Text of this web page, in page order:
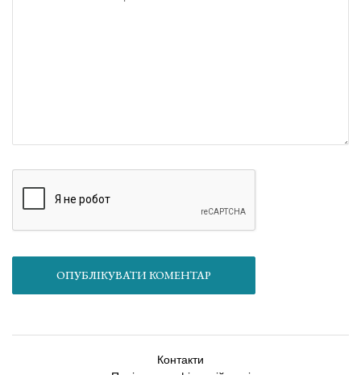
ОПУБЛІКУВАТИ КОМЕНТАР
Контакти